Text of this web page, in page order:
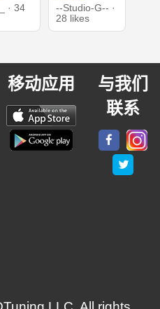
· 34
--Studio-G-- ·
28 likes
移动应用
与我们
联系